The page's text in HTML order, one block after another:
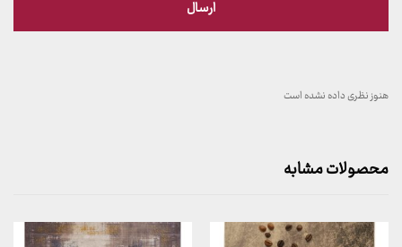
هنوز نظری داده نشده است
محصولات مشابه